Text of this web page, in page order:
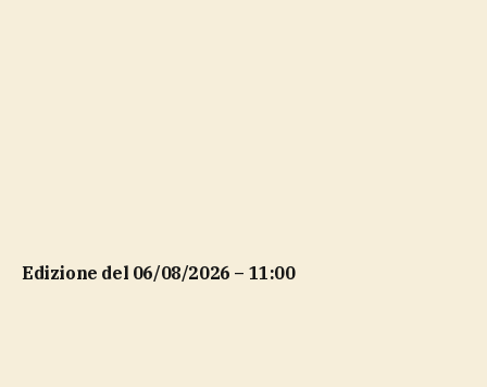
Edizione del 06/08/2026 – 11:00